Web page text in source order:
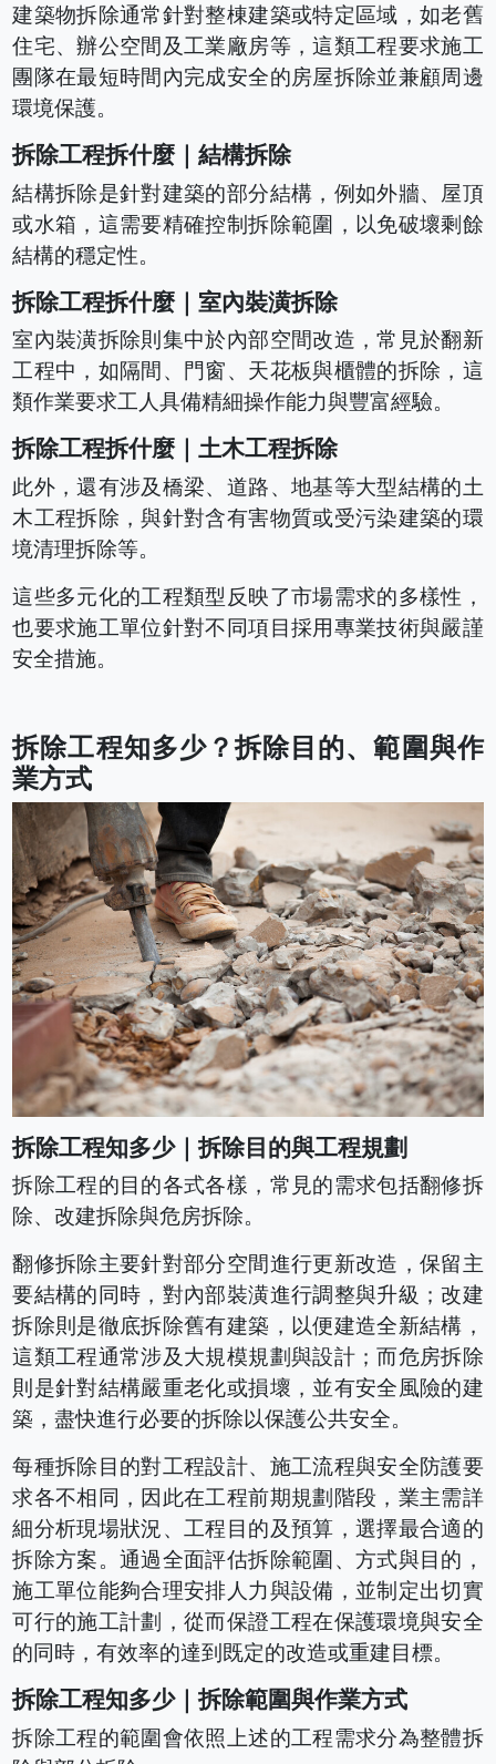
建築物拆除通常針對整棟建築或特定區域，如老舊
住宅、辦公空間及工業廠房等，這類工程要求施工
團隊在最短時間內完成安全的房屋拆除並兼顧周邊
環境保護。
拆除工程拆什麼｜結構拆除
結構拆除是針對建築的部分結構，例如外牆、屋頂
或水箱，這需要精確控制拆除範圍，以免破壞剩餘
結構的穩定性。
拆除工程拆什麼｜室內裝潢拆除
室內裝潢拆除則集中於內部空間改造，常見於翻新
工程中，如隔間、門窗、天花板與櫃體的拆除，這
類作業要求工人具備精細操作能力與豐富經驗。
拆除工程拆什麼｜土木工程拆除
此外，還有涉及橋梁、道路、地基等大型結構的土
木工程拆除，與針對含有害物質或受污染建築的環
境清理拆除等。
這些多元化的工程類型反映了市場需求的多樣性，
也要求施工單位針對不同項目採用專業技術與嚴謹
安全措施。
拆除工程知多少？拆除目的、範圍與作
業方式
拆除工程知多少｜拆除目的與工程規劃
拆除工程的目的各式各樣，常見的需求包括翻修拆
除、改建拆除與危房拆除。
翻修拆除主要針對部分空間進行更新改造，保留主
要結構的同時，對內部裝潢進行調整與升級；改建
拆除則是徹底拆除舊有建築，以便建造全新結構，
這類工程通常涉及大規模規劃與設計；而危房拆除
則是針對結構嚴重老化或損壞，並有安全風險的建
築，盡快進行必要的拆除以保護公共安全。
每種拆除目的對工程設計、施工流程與安全防護要
求各不相同，因此在工程前期規劃階段，業主需詳
細分析現場狀況、工程目的及預算，選擇最合適的
拆除方案。通過全面評估拆除範圍、方式與目的，
施工單位能夠合理安排人力與設備，並制定出切實
可行的施工計劃，從而保證工程在保護環境與安全
的同時，有效率的達到既定的改造或重建目標。
拆除工程知多少｜拆除範圍與作業方式
拆除工程的範圍會依照上述的工程需求分為整體拆